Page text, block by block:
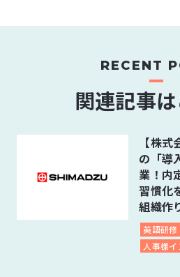
RECENT
関連記事
【株
の「導
業！内
習慣化
組織作
英語研修
人事様